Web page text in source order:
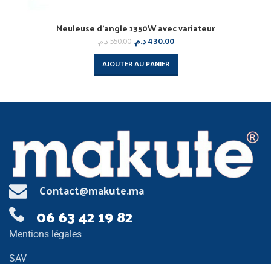
Meuleuse d’angle 1350W avec variateur
550.00د.م. 430.00د.م.
AJOUTER AU PANIER
Contact@makute.ma
06 63 42 19 82
Mentions légales
SAV